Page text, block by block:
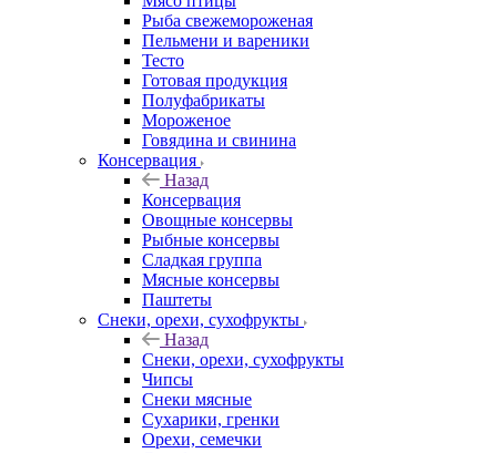
Рыба свежемороженая
Пельмени и вареники
Тесто
Готовая продукция
Полуфабрикаты
Мороженое
Говядина и свинина
Консервация
Назад
Консервация
Овощные консервы
Рыбные консервы
Сладкая группа
Мясные консервы
Паштеты
Снеки, орехи, сухофрукты
Назад
Снеки, орехи, сухофрукты
Чипсы
Снеки мясные
Сухарики, гренки
Орехи, семечки